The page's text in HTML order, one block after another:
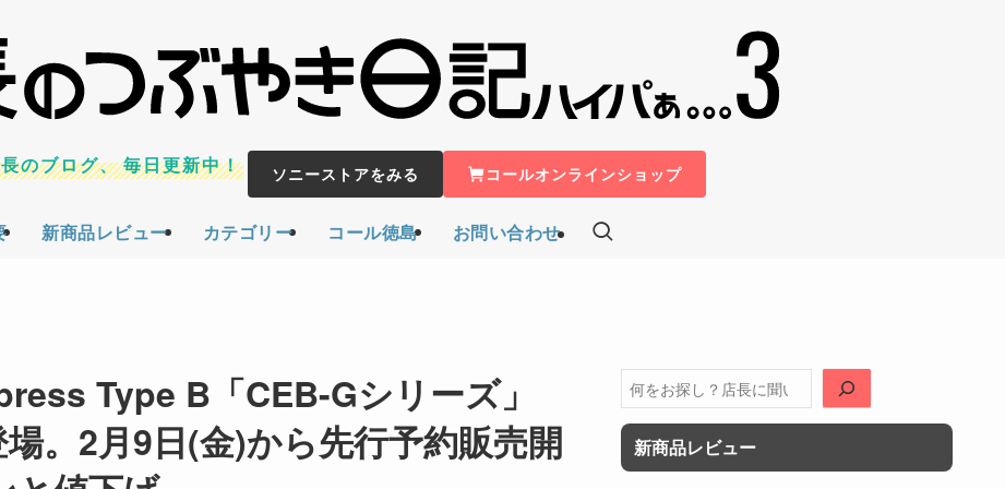
新商品レビュー カテゴリー コール徳島 お問い合わせ
のブログ、毎日更新中！ ソニーストアをみる コールオンラインショップ
Type B「CEB-Gシリーズ」
。2月9日(金)から先行予約販売開
検
索
新商品レビュー